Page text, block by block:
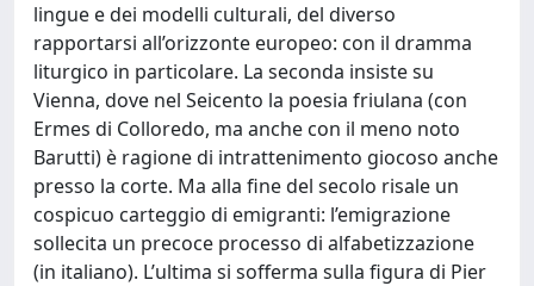
lingue e dei modelli culturali, del diverso
rapportarsi all’orizzonte europeo: con il dramma
liturgico in particolare. La seconda insiste su
Vienna, dove nel Seicento la poesia friulana (con
Ermes di Colloredo, ma anche con il meno noto
Barutti) è ragione di intrattenimento giocoso anche
presso la corte. Ma alla fine del secolo risale un
cospicuo carteggio di emigranti: l’emigrazione
sollecita un precoce processo di alfabetizzazione
(in italiano). L’ultima si sofferma sulla figura di Pier